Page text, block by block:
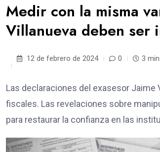
Medir con la misma
Villanueva deben ser
12 de febrero de 2024 0 3
Las declaraciones del exasesor
fiscales. Las revelaciones sobre
para restaurar la confianza en las